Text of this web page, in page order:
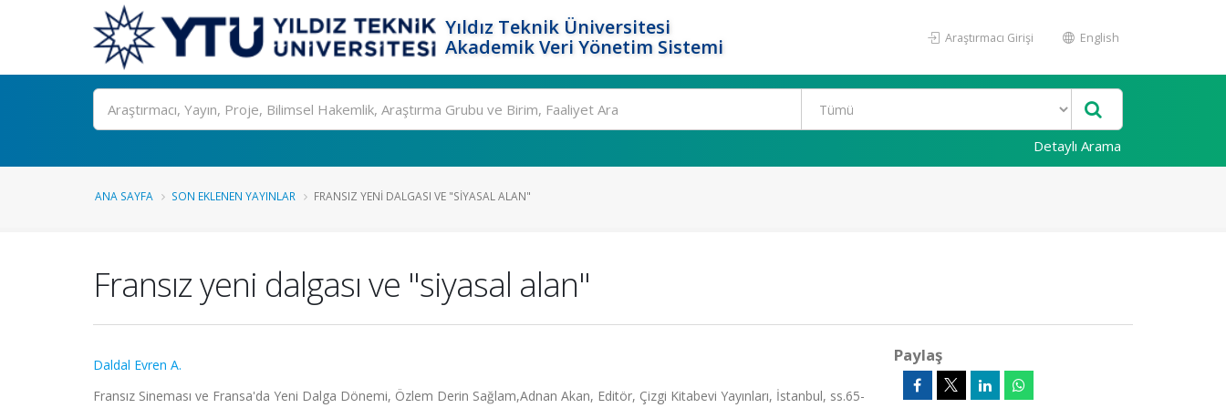
Yıldız Teknik Üniversitesi
Akademik Veri Yönetim Sistemi
Araştırmacı Girişi English
Ara
Detaylı Arama
ANA SAYFA SON EKLENEN YAYINLAR FRANSIZ YENI DALGASI VE "SIYASAL ALAN"
Fransız yeni dalgası ve "siyasal alan"
Daldal Evren A.
Fransız Sineması ve Fransa'da Yeni Dalga Dönemi, Özlem Derin Sağlam,Adnan Akan, Editör, Çizgi Kitabevi Yayınları, İstanbul, ss.65-
Paylaş